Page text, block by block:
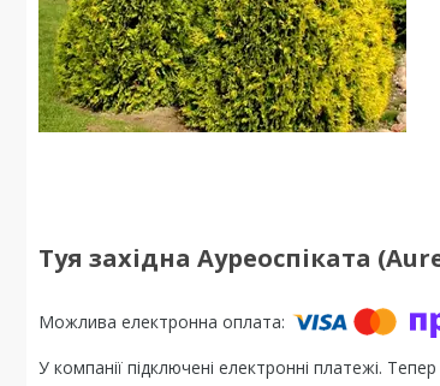
Туя західна Ауреоспіката
У компанії підключені електронні платежі.